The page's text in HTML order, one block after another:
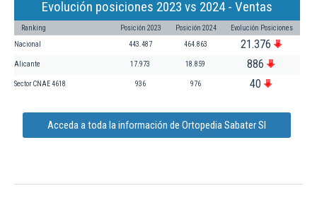
Evolución posiciones 2023 vs 2024 - Ventas
Ranking Posición 2023 Posición 2024 Evolución Posiciones
Nacional 443.487 464.863 21.376
Alicante 17.973 18.859 886
Sector CNAE 4618 936 976 40
Acceda a toda la información de Ortopedia Sabater Sl